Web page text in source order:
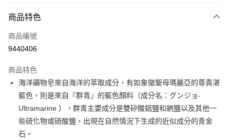
Apple Pay
街口支付
Google Pay
全盈+PAY
大哥付你分期
相關說明
【大哥付你分期使用說明】
商品特色
商品編號
9440406
商品特色
海洋礦物皂來自海洋的萃取成分，有如象徵聖母瑪麗亞的尊貴湛
藍色，則是來自『群青』的藍色顏料（成分名：グンジョ-
Ultramarine ），群青主要成分是雙矽酸鋁鹽和鈉鹽以及其他一
些硫化物或硫酸鹽，出現在自然情況下生成的近似成分的青金
石。